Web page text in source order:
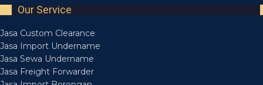
Our Service
Jasa Custom Clearance
Jasa Import Undername
Jasa Sewa Undername
Jasa Freight Forwarder